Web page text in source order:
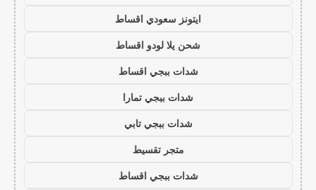
ايتونز سعودي اقساط
شحن يلا لودو اقساط
شدات ببجي اقساط
شدات ببجي تمارا
شدات ببجي تابي
متجر تقسيط
شدات ببجي اقساط